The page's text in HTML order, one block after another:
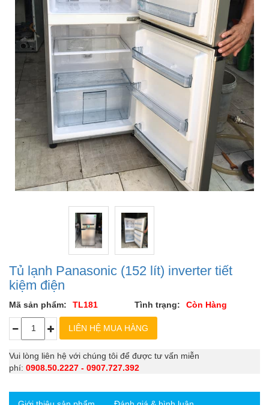
Tủ lạnh Panasonic (152 lít) inverter tiết
kiệm điện
Mã sản phẩm: TL181 Tình trạng: Còn Hàng
Vui lòng liên hệ với chúng tôi để được tư vấn miễn
phí: 0908.50.2227 - 0907.727.392